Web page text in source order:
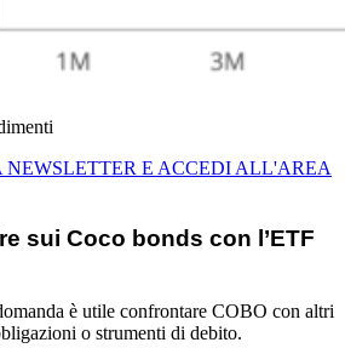
E ACCEDI ALL'AREA
sui Coco bonds con l’ETF
è utile confrontare COBO con altri
o strumenti di debito.